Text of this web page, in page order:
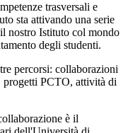
trasversali e
sta attivando una serie
nostro Istituto col mondo
degli studenti.
percorsi: collaborazioni
PCTO, attività di
è il